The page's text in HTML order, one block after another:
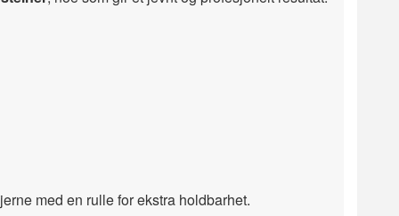
med en rulle for ekstra holdbarhet.